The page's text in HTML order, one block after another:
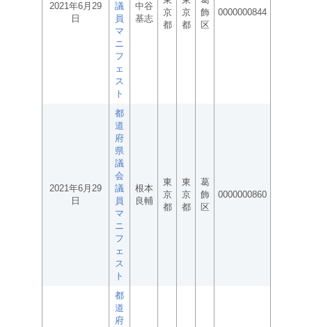
2021年6月29
日
議
員
マ
ニ
フ
ェ
ス
ト
中谷
基志
京
都
京
都
飾
区
0000000844
2021年6月29
日
都
道
府
県
議
会
議
員
マ
ニ
フ
ェ
ス
ト
根本
良輔
東
京
都
東
京
都
葛
飾
区
0000000860
都
道
府